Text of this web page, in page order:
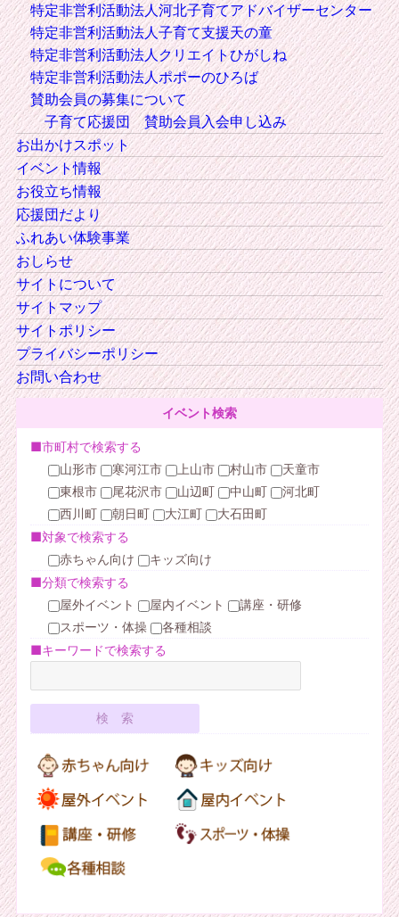
特定非営利活動法人河北子育てアドバイザーセンター
特定非営利活動法人子育て支援天の童
特定非営利活動法人クリエイトひがしね
特定非営利活動法人ポポーのひろば
賛助会員の募集について
子育て応援団 賛助会員入会申し込み
お出かけスポット
イベント情報
お役立ち情報
応援団だより
ふれあい体験事業
おしらせ
サイトについて
サイトマップ
サイトポリシー
プライバシーポリシー
お問い合わせ
イベント検索
■市町村で検索する
山形市
寒河江市 上山市 村山市
天童市
東根市
尾花沢市 山辺町 中山町
河北町
西川町
朝日町 大江町
大石田町
■対象で検索する
赤ちゃん向け
キッズ向け
■分類で検索する
屋外イベント
屋内イベント
講座・研修
スポーツ・体操
各種相談
■キーワードで検索する